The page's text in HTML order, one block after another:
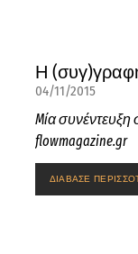
Η
04/11/2015
Mία
flowmagazine.gr
ΔΙΑΒΑΣΕ